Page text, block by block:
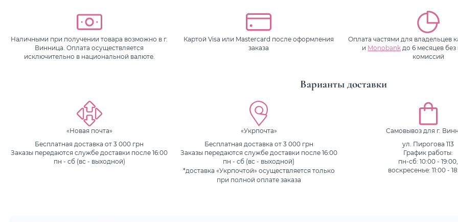
Наличными при получении товара возможно в г.
Винница. Оплата осуществляется
исключительно в национальной валюте.
Картой Visa или Mastercard после оформления
заказа
Оплата частями для владельцев
и Monobank до 6 месяцев
комиссий
Варианты доставки
«Новая почта»
Бесплатная доставка от 3 000 грн
Заказы передаются службе доставки после 16:00
пн - сб (вс - выходной)
«Укрпочта»
Бесплатная доставка от 3 000 грн
Заказы передаются службе доставки после 16:00
пн - сб (вс - выходной)
*доставка «Укрпочтой» осуществляется только
при полной оплате заказа
Самовывоз для г.
ул. Пирогова 113
График работы:
пн-сб: 10:00 - 19:00,
воскресенье: 11:00 -